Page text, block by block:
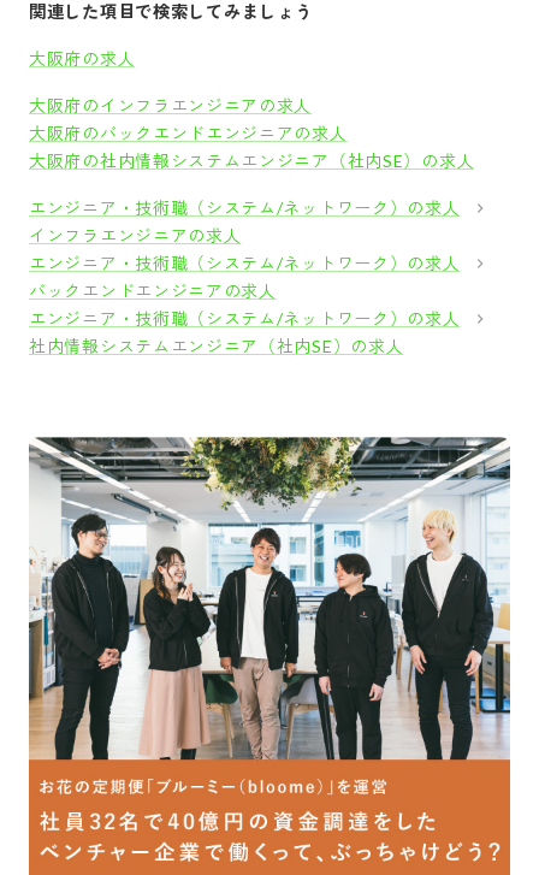
関連した項目で検索してみましょう
大阪府の求人
大阪府のインフラエンジニアの求人
大阪府のバックエンドエンジニアの求人
大阪府の社内情報システムエンジニア（社内SE）の求人
エンジニア・技術職（システム/ネットワーク）の求人
インフラエンジニアの求人
エンジニア・技術職（システム/ネットワーク）の求人
バックエンドエンジニアの求人
エンジニア・技術職（システム/ネットワーク）の求人
社内情報システムエンジニア（社内SE）の求人